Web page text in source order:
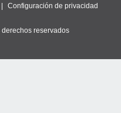
Configuración de privacidad
reservados